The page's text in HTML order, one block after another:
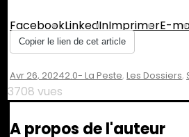
FacebookLinkedInImprimerE-
Copier le lien de cet article
Avr 26, 20242.0- La Peste, Les Dossiers,
3708 vues
A propos de l'auteur